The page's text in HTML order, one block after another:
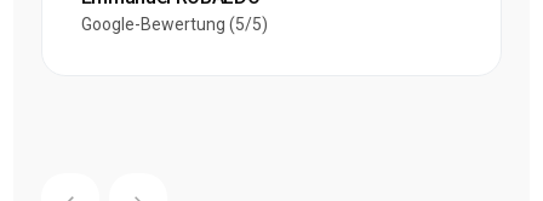
Google-Bewertung (5/5)